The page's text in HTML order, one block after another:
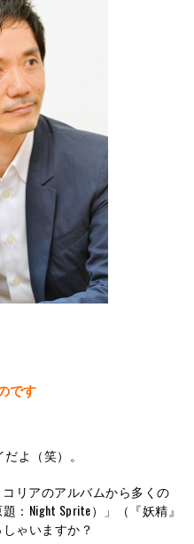
です
よ（笑）。
リアのアルバムから多くの
：Night Sprite）」（『妖精』
ゃいますか？